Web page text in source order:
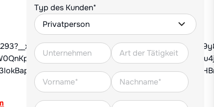
Typ des Kunden*